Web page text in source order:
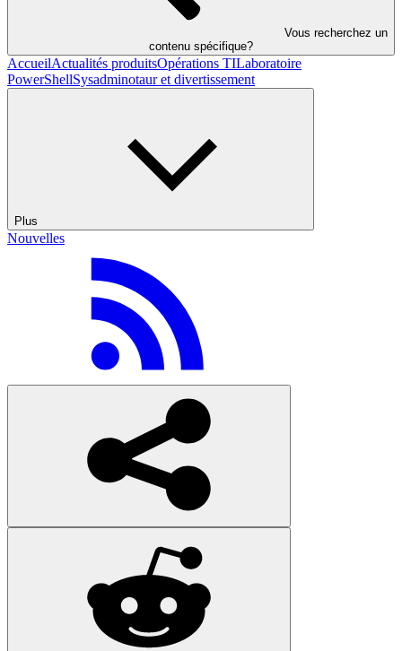
Vous recherchez un
contenu spécifique?
AccueilActualités produitsOpérations TILaboratoire
PowerShellSysadminotaur et divertissement
Plus
Nouvelles